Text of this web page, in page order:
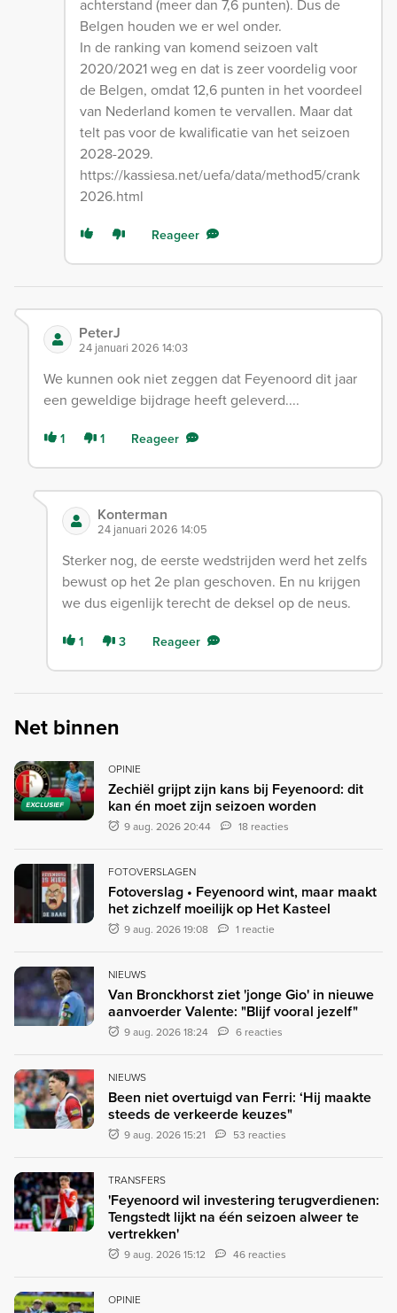
achterstand (meer dan 7,6 punten). Dus de
Belgen houden we er wel onder.
In de ranking van komend seizoen valt
2020/2021 weg en dat is zeer voordelig voor
de Belgen, omdat 12,6 punten in het voordeel
van Nederland komen te vervallen. Maar dat
telt pas voor de kwalificatie van het seizoen
2028-2029.
https://kassiesa.net/uefa/data/method5/crank
2026.html
Reageer
PeterJ
24 januari 2026 14:03
We kunnen ook niet zeggen dat Feyenoord dit jaar
een geweldige bijdrage heeft geleverd....
1 1 Reageer
Konterman
24 januari 2026 14:05
Sterker nog, de eerste wedstrijden werd het zelfs
bewust op het 2e plan geschoven. En nu krijgen
we dus eigenlijk terecht de deksel op de neus.
1 3 Reageer
Net binnen
EXCLUSIEF
OPINIE
Zechiël grijpt zijn kans bij Feyenoord: dit
kan én moet zijn seizoen worden
9 aug. 2026 20:44 18 reacties
FOTOVERSLAGEN
Fotoverslag • Feyenoord wint, maar maakt
het zichzelf moeilijk op Het Kasteel
9 aug. 2026 19:08 1 reactie
NIEUWS
Van Bronckhorst ziet 'jonge Gio' in nieuwe
aanvoerder Valente: "Blijf vooral jezelf"
9 aug. 2026 18:24 6 reacties
NIEUWS
Been niet overtuigd van Ferri: ‘Hij maakte
steeds de verkeerde keuzes"
9 aug. 2026 15:21 53 reacties
TRANSFERS
'Feyenoord wil investering terugverdienen:
Tengstedt lijkt na één seizoen alweer te
vertrekken'
9 aug. 2026 15:12 46 reacties
OPINIE